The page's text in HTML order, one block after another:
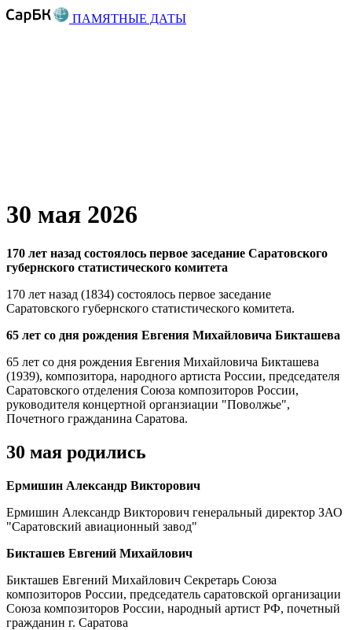
ПАМЯТНЫЕ ДАТЫ
30 мая 2026
170 лет назад состоялось первое заседание Саратовского
губернского статистического комитета
170 лет назад (1834) состоялось первое заседание
Саратовского губернского статистического комитета.
65 лет со дня рождения Евгения Михайловича Бикташева
65 лет со дня рождения Евгения Михайловича Бикташева
(1939), композитора, народного артиста России, председателя
Саратовского отделения Союза композиторов России,
руководителя концертной органзиации "Поволжье",
Почетного гражданина Саратова.
30 мая родились
Ермишин Александр Викторович
Ермишин Александр Викторович генеральный директор ЗАО
"Саратовский авиационный завод"
Бикташев Евгений Михайлович
Бикташев Евгений Михайлович Секретарь Союза
композиторов России, председатель саратовской организации
Союза композиторов России, народный артист РФ, почетный
гражданин г. Саратова